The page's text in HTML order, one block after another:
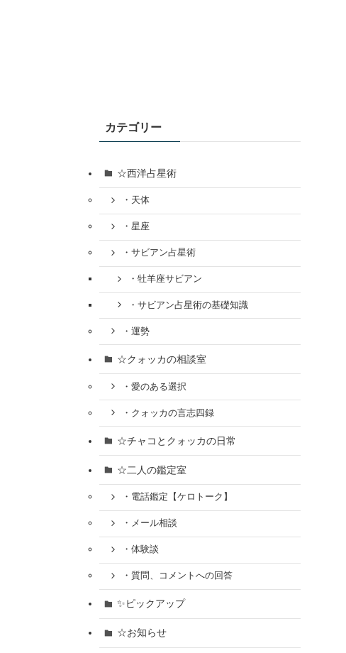
カテゴリー
☆西洋占星術
・天体
・星座
・サビアン占星術
・牡羊座サビアン
・サビアン占星術の基礎知識
・運勢
☆クォッカの相談室
・愛のある選択
・クォッカの言志四録
☆チャコとクォッカの日常
☆二人の鑑定室
・電話鑑定【ケロトーク】
・メール相談
・体験談
・質問、コメントへの回答
✨ピックアップ
☆お知らせ